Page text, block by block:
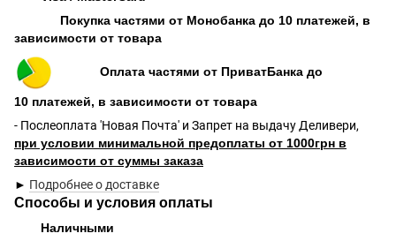
Покупка частями от Монобанка до 10 платежей, в
зависимости от товара
Оплата частями от ПриватБанка до
10 платежей, в зависимости от товара
- Послеоплата 'Новая Почта' и Запрет на выдачу Деливери,
при условии минимальной предоплаты от 1000грн в
зависимости от суммы заказа
► Подробнее о доставке
Способы и условия оплаты
Наличными